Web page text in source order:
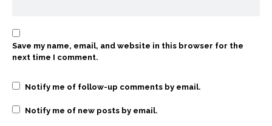
Save my name, email, and website in this browser for the
next time I comment.
Notify me of follow-up comments by email.
Notify me of new posts by email.